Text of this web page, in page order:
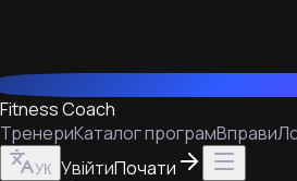
Fitness Coach
ТренериКаталог програмВправи
УК УвійтиПочати